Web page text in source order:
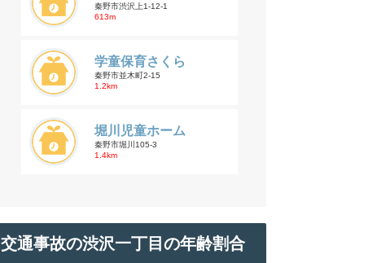
秦野市渋沢上1-12-1
613m
学童保育さくら
秦野市並木町2-15
1.2km
堀川児童ホーム
秦野市堀川105-3
1.4km
交通事故の渋沢一丁目の年齢割合